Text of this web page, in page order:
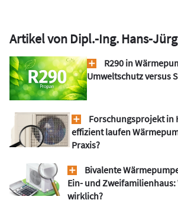
Artikel von Dipl.-Ing. Hans-
R290 in
Umweltschutz versus
Forschungsprojekt in
effizient laufen
Praxis?
Bivalente
Ein- und
wirklich?